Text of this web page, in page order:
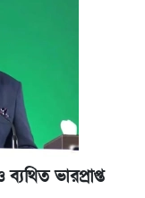
ভারপ্রাপ্ত